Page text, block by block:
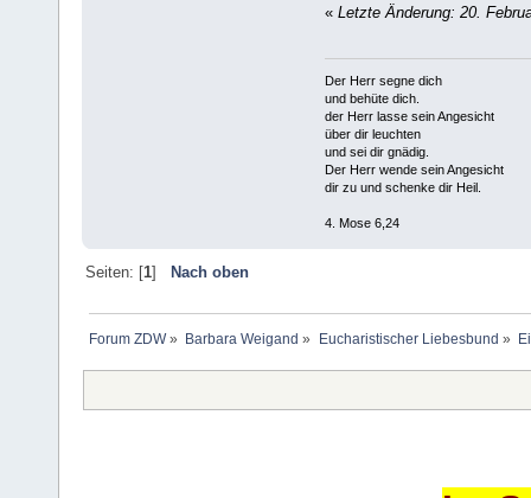
« Letzte Änderung: 20.
Der Herr segne dich
und behüte dich.
der Herr lasse sein Angesicht
über dir leuchten
und sei dir gnädig.
Der Herr wende sein Angesicht
dir zu und schenke dir Heil.
4. Mose 6,24
Seiten: [1] Nach oben
Forum ZDW» Barbara Weigand » Eucharistischer Liebesbund »